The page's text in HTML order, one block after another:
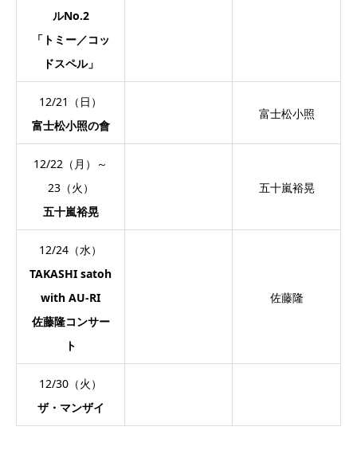
ルNo.2
「トミー／コッ
ドスペル」
12/21（日）
富士松小照の會
富士松小照
12/22（月）～
23（火）
五十嵐裕晃
五十嵐裕晃
12/24（水）
TAKASHI satoh
with AU-RI
佐藤隆コンサー
ト
佐藤隆
12/30（火）
ザ・マンザイ